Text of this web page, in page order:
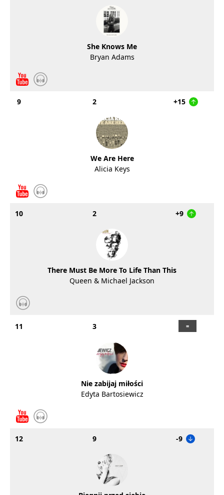
She Knows Me
Bryan Adams
9 2 +15
We Are Here
Alicia Keys
10 2 +9
There Must Be More To Life Than This
Queen & Michael Jackson
11 3
Nie zabijaj miłości
Edyta Bartosiewicz
12 9 -9